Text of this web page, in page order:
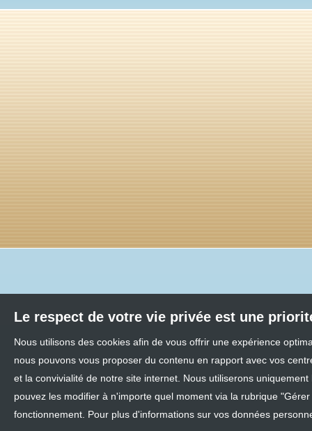
Le respect de votre vie privée est une
Nous utilisons des cookies afin de vous offrir une expérience
nous pouvons vous proposer du contenu en rapport avec vos
et la convivialité de notre site internet. Nous utiliserons
pouvez les modifier à n'importe quel moment via la rubrique
fonctionnement. Pour plus d'informations sur vos données